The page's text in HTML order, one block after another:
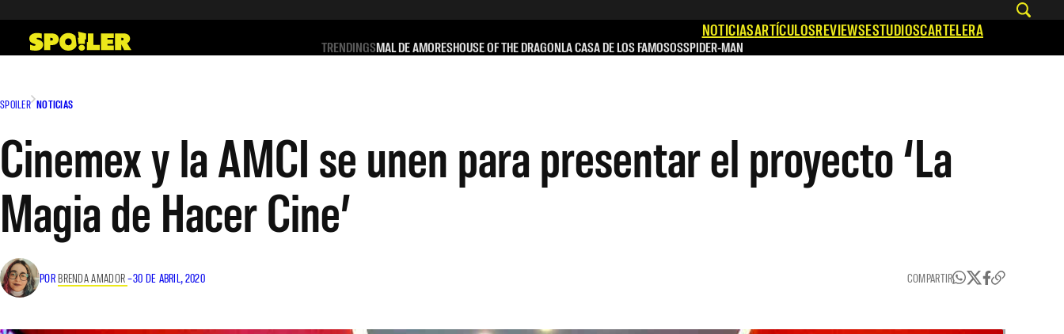
contenido
NOTICIASARTÍCULOSREVIEWSESTUDIOSCARTELERA
TRENDINGSMAL DE AMORESHOUSE OF THE DRAGONLA CASA DE LOS FAMOSOSSPIDER-MAN
SPOILER NOTICIAS
Cinemex y la AMCI se unen para presentar el proyecto ‘La
Magia de Hacer Cine’
POR BRENDA AMADOR–30 DE ABRIL, 2020 COMPARTIR